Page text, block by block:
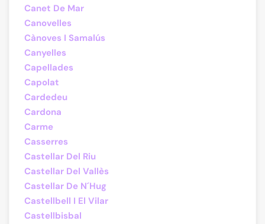
Canet De Mar
Canovelles
Cànoves I Samalús
Canyelles
Capellades
Capolat
Cardedeu
Cardona
Carme
Casserres
Castellar Del Riu
Castellar Del Vallès
Castellar De N´Hug
Castellbell I El Vilar
Castellbisbal